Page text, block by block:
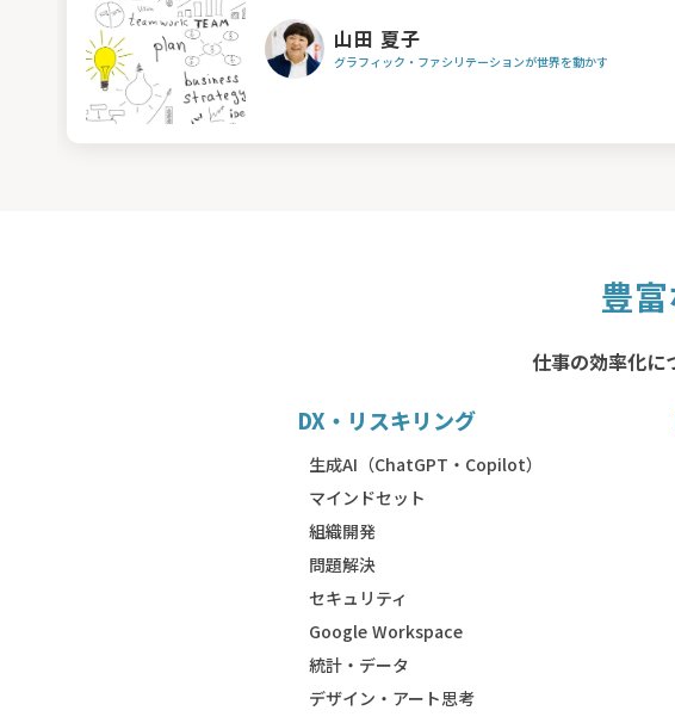
山田 夏子
グラフィック・ファシリテーションが世界を動かす
豊
仕事の効率化に
DX・リスキリング
生成AI（ChatGPT・Copilot）
マインドセット
組織開発
問題解決
セキュリティ
Google Workspace
統計・データ
デザイン・アート思考